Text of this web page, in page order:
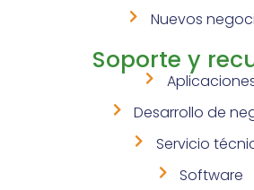
Nuevos
Soporte y
Desarrollo de
Servicio
Software